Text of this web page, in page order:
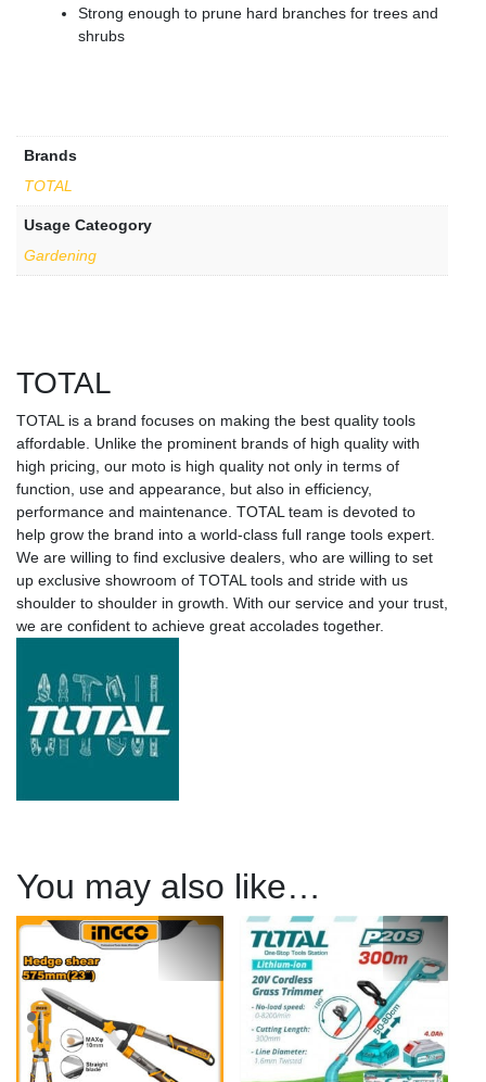
Strong enough to prune hard branches for trees and
shrubs
Brands
TOTAL
Usage Cateogory
Gardening
TOTAL
TOTAL is a brand focuses on making the best quality tools
affordable. Unlike the prominent brands of high quality with
high pricing, our moto is high quality not only in terms of
function, use and appearance, but also in efficiency,
performance and maintenance. TOTAL team is devoted to
help grow the brand into a world-class full range tools expert.
We are willing to find exclusive dealers, who are willing to set
up exclusive showroom of TOTAL tools and stride with us
shoulder to shoulder in growth. With our service and your trust,
we are confident to achieve great accolades together.
You may also like…